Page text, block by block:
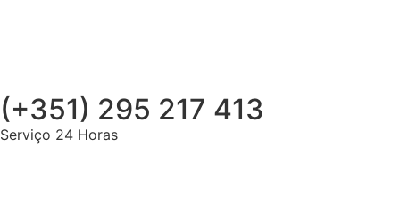
(+351) 295 217 413
Serviço 24 Horas